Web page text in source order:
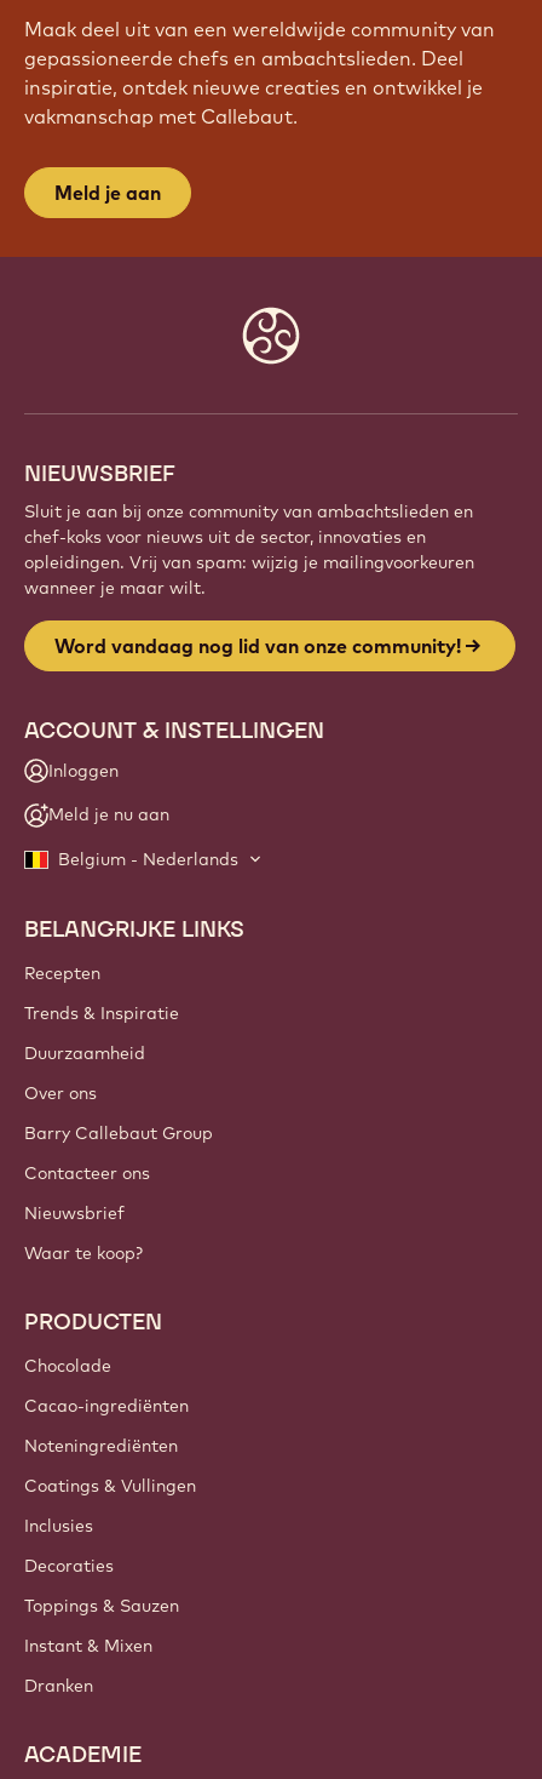
Maak deel uit van een wereldwijde community van
gepassioneerde chefs en ambachtslieden. Deel
inspiratie, ontdek nieuwe creaties en ontwikkel je
vakmanschap met Callebaut.
Meld je aan
NIEUWSBRIEF
Sluit je aan bij onze community van ambachtslieden en
chef-koks voor nieuws uit de sector, innovaties en
opleidingen. Vrij van spam: wijzig je mailingvoorkeuren
wanneer je maar wilt.
Word vandaag nog lid van onze community!
ACCOUNT & INSTELLINGEN
Inloggen
Meld je nu aan
Belgium - Nederlands
Footer
Callebaut
BELANGRIJKE LINKS
Recepten
Trends & Inspiratie
Duurzaamheid
Over ons
Barry Callebaut Group
Contacteer ons
Nieuwsbrief
Waar te koop?
PRODUCTEN
Chocolade
Cacao-ingrediënten
Noteningrediënten
Coatings & Vullingen
Inclusies
Decoraties
Toppings & Sauzen
Instant & Mixen
Dranken
ACADEMIE